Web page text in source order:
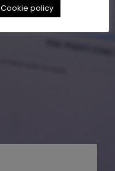
Cookie policy